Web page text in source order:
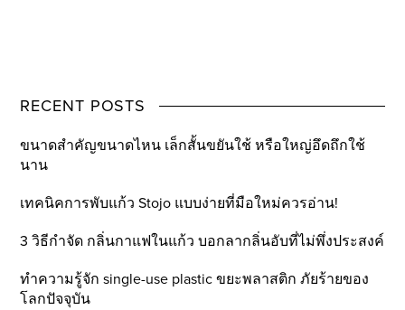
RECENT POSTS
ขนาดสำคัญขนาดไหน เล็กสั้นขยันใช้ หรือใหญ่อึดถึกใช้
นาน
เทคนิคการพับแก้ว Stojo แบบง่ายที่มือใหม่ควรอ่าน!
3 วิธีกำจัด กลิ่นกาแฟในแก้ว บอกลากลิ่นอับที่ไม่พึ่งประสงค์
ทำความรู้จัก single-use plastic ขยะพลาสติก ภัยร้ายของ
โลกปัจจุบัน